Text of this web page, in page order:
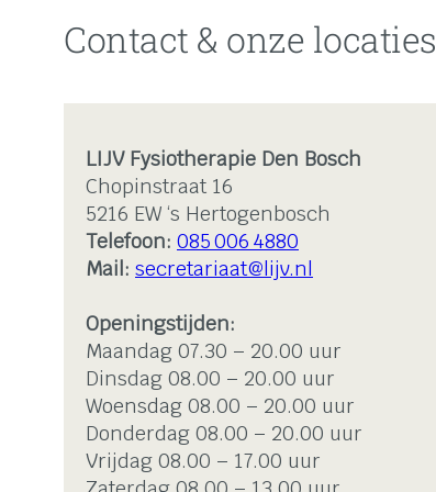
Contact & onze locaties
LIJV Fysiotherapie Den Bosch
Chopinstraat 16
5216 EW ‘s Hertogenbosch
Telefoon: 085 006 4880
Mail: secretariaat@lijv.nl
Openingstijden:
Maandag 07.30 – 20.00 uur
Dinsdag 08.00 – 20.00 uur
Woensdag 08.00 – 20.00 uur
Donderdag 08.00 – 20.00 uur
Vrijdag 08.00 – 17.00 uur